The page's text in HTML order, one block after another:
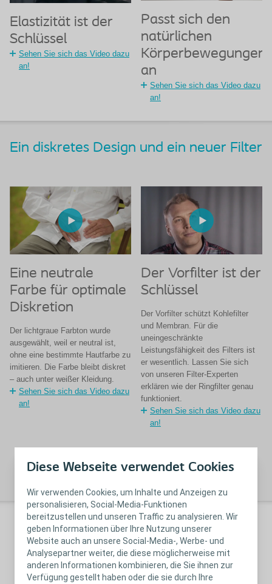
Diese Webseite verwendet Cookies
Wir verwenden Cookies, um Inhalte und Anzeigen zu
personalisieren, Social-Media-Funktionen
bereitzustellen und unseren Traffic zu analysieren. Wir
geben Informationen über Ihre Nutzung unserer
Website auch an unsere Social-Media-, Werbe- und
Analysepartner weiter, die diese möglicherweise mit
anderen Informationen kombinieren, die Sie ihnen zur
Verfügung gestellt haben oder die sie durch Ihre
Elastizität ist der
Schlüssel
Sehen Sie sich das Video dazu
an!
Passt sich den
natürlichen
Körperbewegungen
an
Sehen Sie sich das Video dazu
an!
Ein diskretes Design und ein neuer Filter
Eine neutrale
Farbe für optimale
Diskretion
Der lichtgraue Farbton wurde
ausgewählt, weil er neutral ist,
ohne eine bestimmte Hautfarbe zu
imitieren. Die Farbe bleibt diskret
– auch unter weißer Kleidung.
Sehen Sie sich das Video dazu
an!
Ein authentisches
"Look and Feel"
Für den SenSura® Mio ist das
Thema diskrete Stomaversorgung
sehr wichtig. Seine spezielle
lichtgraue Farbgebung und der
tragangenehme Textilstoff wird
nicht mehr mit einem
Medizinprodukt in Verbindung
gebracht – das Ergebnis ist
vielmehr eine Stomaversorgung
die es vergleichbar im Markt nicht
Sehen Sie sich das Video dazu
Der Vorfilter ist der
Schlüssel
Der Vorfilter schützt Kohlefilter
und Membran. Für die
uneingeschränkte
Leistungsfähigkeit des Filters ist
er wesentlich. Lassen Sie sich
von unseren Filter-Experten
erklären wie der Ringfilter genau
funktioniert.
Sehen Sie sich das Video dazu
an!
SenSura Mio Click.